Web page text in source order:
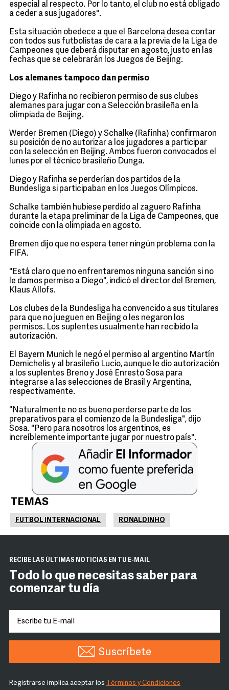
especial al respecto. Por lo tanto, el club no está obligado
a ceder a sus jugadores".
Esta situación obedece a que el Barcelona desea contar
con todos sus futbolistas de cara a la previa de la Liga de
Campeones que deberá disputar en agosto, justo en las
fechas que se celebrarán los Juegos de Beijing.
Los alemanes tampoco dan permiso
Diego y Rafinha no recibieron permiso de sus clubes
alemanes para jugar con a Selección brasileña en la
olimpiada de Beijing.
Werder Bremen (Diego) y Schalke (Rafinha) confirmaron
su posición de no autorizar a los jugadores a participar
con la selección en Beijing. Ambos fueron convocados el
lunes por el técnico brasileño Dunga.
Diego y Rafinha se perderían dos partidos de la
Bundesliga si participaban en los Juegos Olímpicos.
Schalke también hubiese perdido al zaguero Rafinha
durante la etapa preliminar de la Liga de Campeones, que
coincide con la olimpiada en agosto.
Bremen dijo que no espera tener ningún problema con la
FIFA.
"Está claro que no enfrentaremos ninguna sanción si no
le damos permiso a Diego", indicó el director del Bremen,
Klaus Allofs.
Los clubes de la Bundesliga ha convencido a sus titulares
para que no jueguen en Beijing o les negaron los
permisos. Los suplentes usualmente han recibido la
autorización.
El Bayern Munich le negó el permiso al argentino Martín
Demichelis y al brasileño Lucio, aunque le dio autorización
a los suplentes Breno y José Enresto Sosa para
integrarse a las selecciones de Brasil y Argentina,
respectivamente.
"Naturalmente no es bueno perderse parte de los
preparativos para el comienzo de la Bundesliga", dijo
Sosa. "Pero para nosotros los argentinos, es
increíblemente importante jugar por nuestro país".
TEMAS
FUTBOL INTERNACIONAL RONALDINHO
RECIBE LAS ÚLTIMAS NOTICIAS EN TU E-MAIL
Todo lo que necesitas saber para
comenzar tu día
Suscríbete
Registrarse implica aceptar los Términos y Condiciones